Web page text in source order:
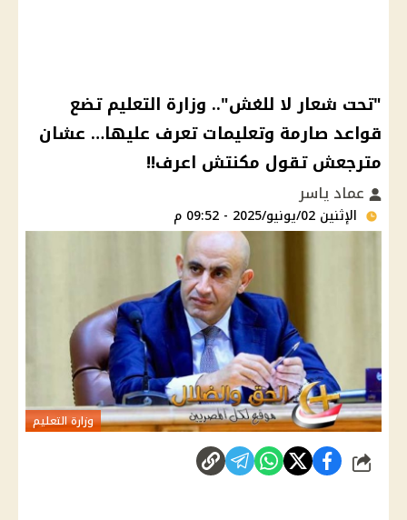
"تحت شعار لا للغش".. وزارة التعليم تضع
قواعد صارمة وتعليمات تعرف عليها… عشان
مترجعش تقول مكنتش اعرف!!
عماد ياسر
الإثنين 02/يونيو/2025 - 09:52 م
وزارة التعليم
شارك